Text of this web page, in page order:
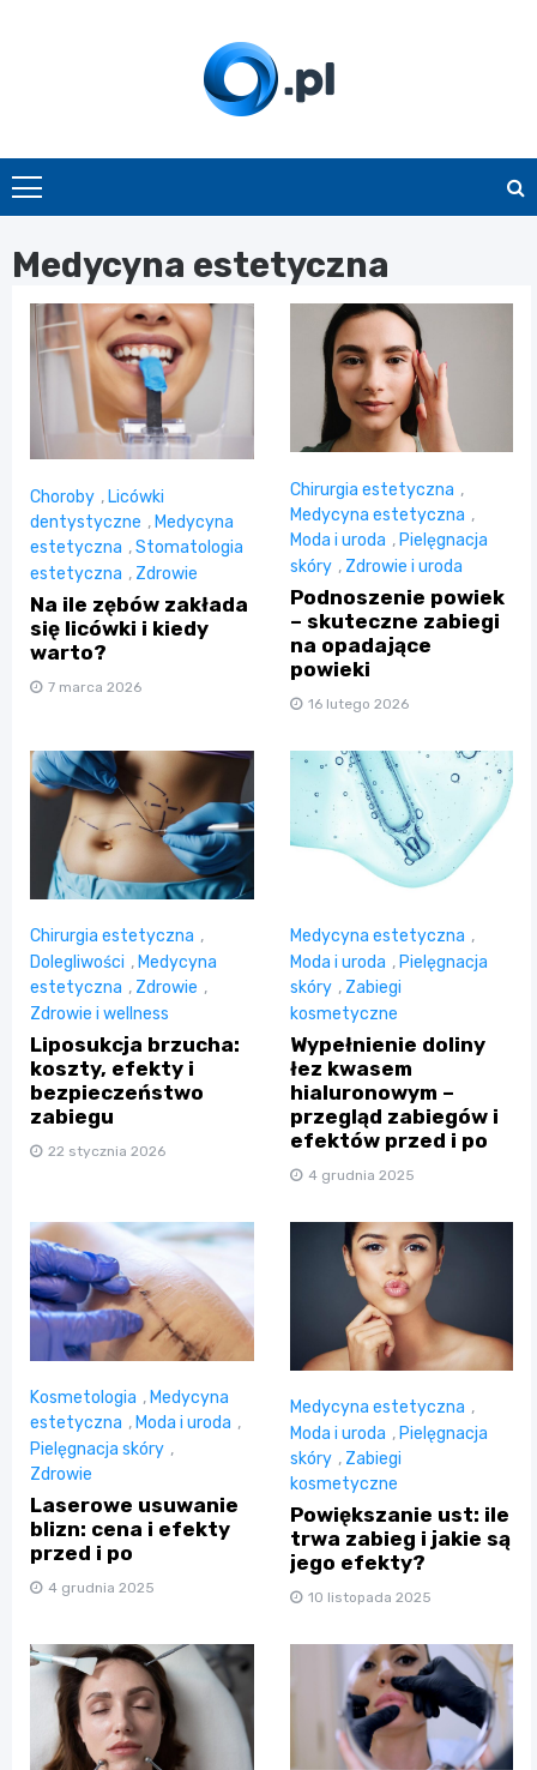
O.pl
Medycyna estetyczna
Choroby , Licówki
dentystyczne , Medycyna
estetyczna ,Stomatologia
estetyczna , Zdrowie
Na ile zębów zakłada
się licówki i kiedy
warto?
7 marca 2026
Chirurgia estetyczna ,
Medycyna estetyczna ,
Moda i uroda ,Pielęgnacja
skóry , Zdrowie i uroda
Podnoszenie powiek
– skuteczne zabiegi
na opadające
powieki
16 lutego 2026
Chirurgia estetyczna ,
Dolegliwości , Medycyna
estetyczna , Zdrowie ,
Zdrowie i wellness
Liposukcja brzucha:
koszty, efekty i
bezpieczeństwo
zabiegu
22 stycznia 2026
Medycyna estetyczna ,
Moda i uroda , Pielęgnacja
skóry , Zabiegi
kosmetyczne
Wypełnienie doliny
łez kwasem
hialuronowym –
przegląd zabiegów i
efektów przed i po
4 grudnia 2025
Kosmetologia , Medycyna
estetyczna , Moda i uroda ,
Pielęgnacja skóry ,
Zdrowie
Laserowe usuwanie
blizn: cena i efekty
przed i po
4 grudnia 2025
Medycyna estetyczna ,
Moda i uroda , Pielęgnacja
skóry , Zabiegi
kosmetyczne
Powiększanie ust: ile
trwa zabieg i jakie są
jego efekty?
10 listopada 2025